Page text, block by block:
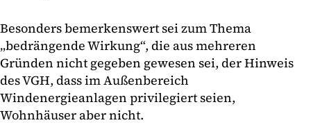
Besonders bemerkenswert sei zum Thema
„bedrängende Wirkung“, die aus mehreren
Gründen nicht gegeben gewesen sei, der Hinweis
des VGH, dass im Außenbereich
Windenergieanlagen privilegiert seien,
Wohnhäuser aber nicht.